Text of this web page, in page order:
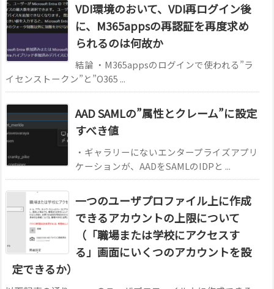
VDI環境のおいて、VDI再ログイン後
に、M365appsの再認証を再度求め
られるのは何故か
結論 ・M365appsのログインで使われる”ラ
イセンストークン”と”O365 ...
AAD SAMLの”属性とクレーム”に設定
すべき値
・ギャラリーにないエンタープライズアプリ
ケーションが、AADをSAMLのIDPと ...
一つのユーザプロファイル上に作成
できるアカウントの上限について
（「職場または学校にアクセスす
る」画面にいくつのアカウントを設
定できるか）